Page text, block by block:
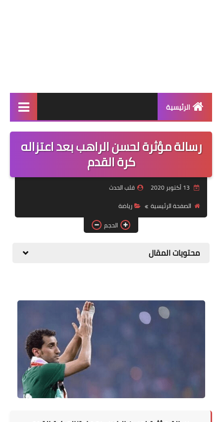
الرئيسية
عالمية
فن
صحة وجمال
المطبخ
سيارات
علوم وتكنولوجيا
تعليم
وظائف خالية
عروض
رسالة مؤثرة لحسن الراهب بعد اعتزاله
كرة القدم
قلب الحدث
الصفحة الرئيسية
رياضة
الحجم
محتويات المقال